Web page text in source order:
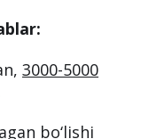
3000-5000
bo‘lishi